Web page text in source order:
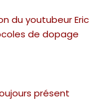
du youtubeur Eric
de dopage
présent